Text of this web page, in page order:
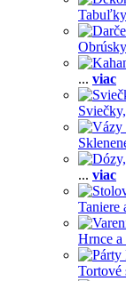
... viac
Sviečky,
... viac
Taniere
Hrnce a
Tortové